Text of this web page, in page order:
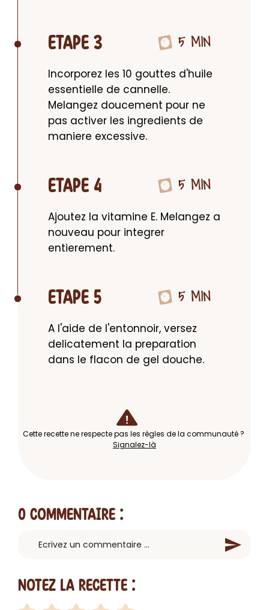
ETAPE 3 5 MIN
Incorporez les 10 gouttes d'huile
essentielle de cannelle.
Melangez doucement pour ne
pas activer les ingredients de
maniere excessive.
ETAPE 4 5 MIN
Ajoutez la vitamine E. Melangez a
nouveau pour integrer
entierement.
ETAPE 5 5 MIN
A l'aide de l'entonnoir, versez
delicatement la preparation
dans le flacon de gel douche.
Cette recette ne respecte pas les règles de la communauté ?
Signalez-là
0 Commentaire :
Notez la recette :